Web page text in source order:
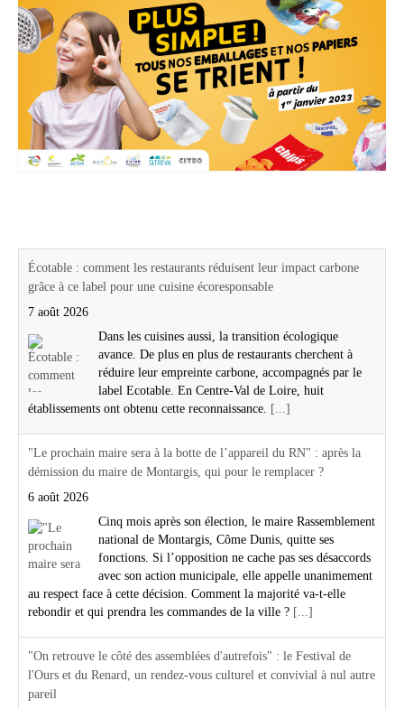
Écotable : comment les restaurants réduisent leur impact carbone
grâce à ce label pour une cuisine écoresponsable
7 août 2026
Dans les cuisines aussi, la transition écologique
avance. De plus en plus de restaurants cherchent à
réduire leur empreinte carbone, accompagnés par le
label Ecotable. En Centre-Val de Loire, huit
établissements ont obtenu cette reconnaissance. [...]
"Le prochain maire sera à la botte de l’appareil du RN" : après la
démission du maire de Montargis, qui pour le remplacer ?
6 août 2026
Cinq mois après son élection, le maire Rassemblement
national de Montargis, Côme Dunis, quitte ses
fonctions. Si l’opposition ne cache pas ses désaccords
avec son action municipale, elle appelle unanimement
au respect face à cette décision. Comment la majorité va-t-elle
rebondir et qui prendra les commandes de la ville ? [...]
"On retrouve le côté des assemblées d'autrefois" : le Festival de
l'Ours et du Renard, un rendez-vous culturel et convivial à nul autre
pareil